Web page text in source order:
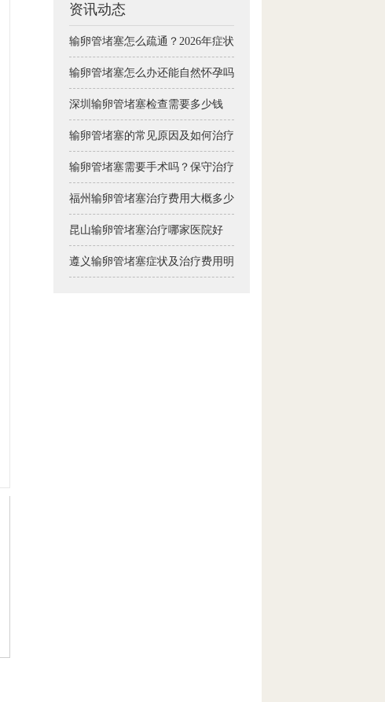
资讯动态
输卵管堵塞怎么疏通？2026年症状自测与备孕治疗全攻略
输卵管堵塞怎么办还能自然怀孕吗
深圳输卵管堵塞检查需要多少钱
输卵管堵塞的常见原因及如何治疗
输卵管堵塞需要手术吗？保守治疗可行吗
福州输卵管堵塞治疗费用大概多少钱
昆山输卵管堵塞治疗哪家医院好
遵义输卵管堵塞症状及治疗费用明细